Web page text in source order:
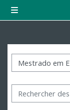
Passer au contenu
Panneau
Catégories de
Rechercher des